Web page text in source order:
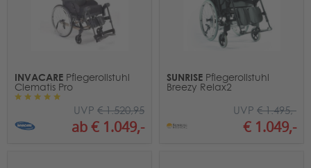
INVACARE Pflegerollstuhl
Clematis Pro
ab € 1.049,-
UVP € 1.520,95
SUNRISE Pflegerollstuhl
Breezy Relax2
€ 1.049,-
UVP € 1.495,-